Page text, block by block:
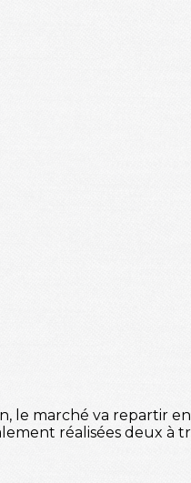
le marché va repartir
réalisées deux à